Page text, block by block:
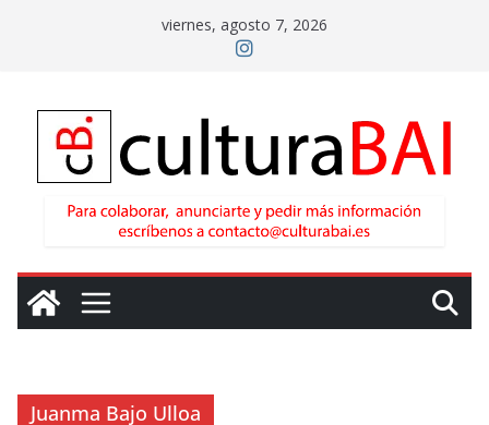
viernes, agosto 7, 2026
Juanma Bajo Ulloa